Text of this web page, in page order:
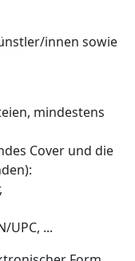
innen sowie
mindestens
Cover und die
UPC, ...